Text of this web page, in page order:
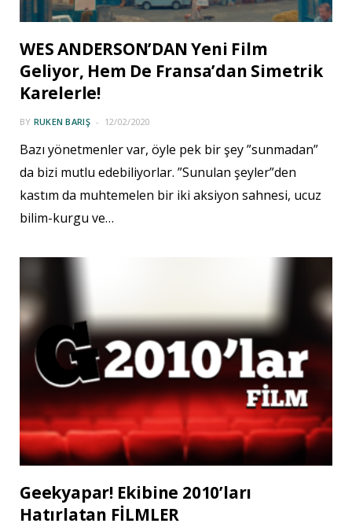
WES ANDERSON’DAN Yeni Film
Geliyor, Hem De Fransa’dan Simetrik
Karelerle!
BY RUKEN BARIŞ 12/02/2020
Bazı yönetmenler var, öyle pek bir şey ”sunmadan”
da bizi mutlu edebiliyorlar. ”Sunulan şeyler”den
kastım da muhtemelen bir iki aksiyon sahnesi, ucuz
bilim-kurgu ve…
Geekyapar! Ekibine 2010’ları
Hatırlatan FİLMLER